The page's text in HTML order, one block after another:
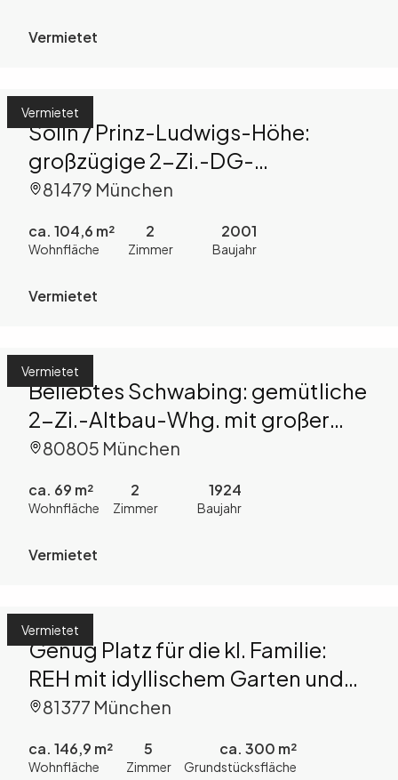
Vermietet
Vermietet
Solln / Prinz-Ludwigs-Höhe:
großzügige 2-Zi.-DG-
Maisonette-Whg. mit großer DT
81479 München
ca. 104,6 m²
Wohnfläche
2
Zimmer
2001
Baujahr
Vermietet
Vermietet
Beliebtes Schwabing: gemütliche
2-Zi.-Altbau-Whg. mit großer
Wohnküche, 2 Balkonen und TG
80805 München
ca. 69 m²
Wohnfläche
2
Zimmer
1924
Baujahr
Vermietet
Vermietet
Genug Platz für die kl. Familie:
REH mit idyllischem Garten und
Garage in ruhiger Wohnlage in
81377 München
ca. 146,9 m²
Wohnfläche
5
Zimmer
ca. 300 m²
Grundstücksfläche